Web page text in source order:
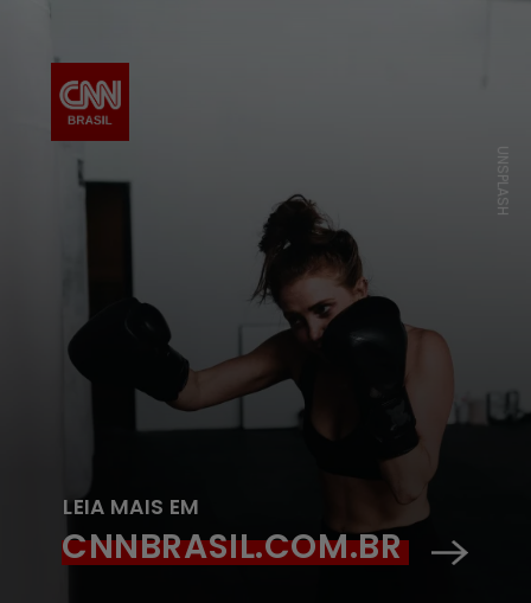
UNSPLASH
LEIA MAIS EM
CNNBRASIL.COM.BR